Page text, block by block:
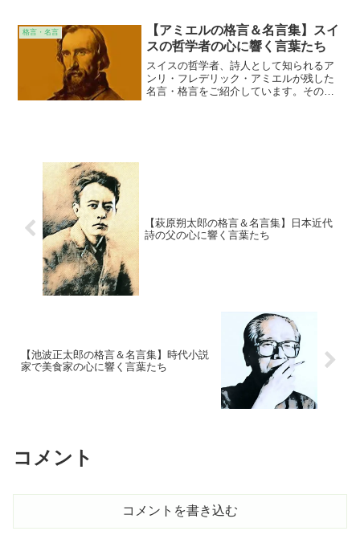
想なども添えていますので、より身近に
感じて頂けることと思います。
格言・名言
【アミエルの格言＆名言集】スイ
スの哲学者の心に響く言葉たち
スイスの哲学者、詩人として知られるア
ンリ・フレデリック・アミエルが残した
名言・格言をご紹介しています。そのプ
【萩原朔太郎の格言＆名言集】日本近代
詩の父の心に響く言葉たち
【池波正太郎の格言＆名言集】時代小説
家で美食家の心に響く言葉たち
コメント
コメントを書き込む